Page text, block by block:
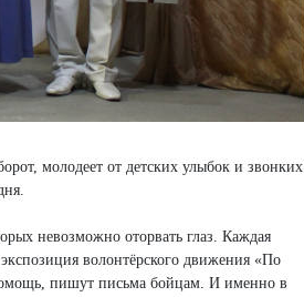
молодеет от детских улыбок и звонких
невозможно оторвать глаз. Каждая
волонтёрского движения «По
пишут письма бойцам. И именно в